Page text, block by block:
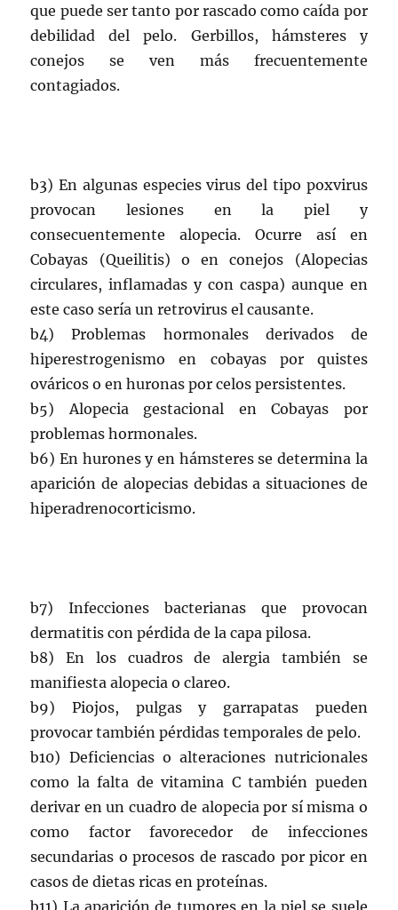
que puede ser tanto por rascado como caída por
debilidad del pelo. Gerbillos, hámsteres y
conejos se ven más frecuentemente
contagiados.
b3) En algunas especies virus del tipo poxvirus
provocan lesiones en la piel y
consecuentemente alopecia. Ocurre así en
Cobayas (Queilitis) o en conejos (Alopecias
circulares, inflamadas y con caspa) aunque en
este caso sería un retrovirus el causante.
b4) Problemas hormonales derivados de
hiperestrogenismo en cobayas por quistes
ováricos o en huronas por celos persistentes.
b5) Alopecia gestacional en Cobayas por
problemas hormonales.
b6) En hurones y en hámsteres se determina la
aparición de alopecias debidas a situaciones de
hiperadrenocorticismo.
b7) Infecciones bacterianas que provocan
dermatitis con pérdida de la capa pilosa.
b8) En los cuadros de alergia también se
manifiesta alopecia o clareo.
b9) Piojos, pulgas y garrapatas pueden
provocar también pérdidas temporales de pelo.
b10) Deficiencias o alteraciones nutricionales
como la falta de vitamina C también pueden
derivar en un cuadro de alopecia por sí misma o
como factor favorecedor de infecciones
secundarias o procesos de rascado por picor en
casos de dietas ricas en proteínas.
b11) La aparición de tumores en la piel se suele